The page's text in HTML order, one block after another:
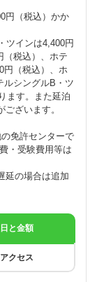
円（税込）かか
ツインは4,400円
（税込）、ホテ
円（税込）、ホ
ルシングルB・ツ
ます。また延泊
ざいます。
免許センターで
・受験費用等は
延の場合は追加
と金額
クセス